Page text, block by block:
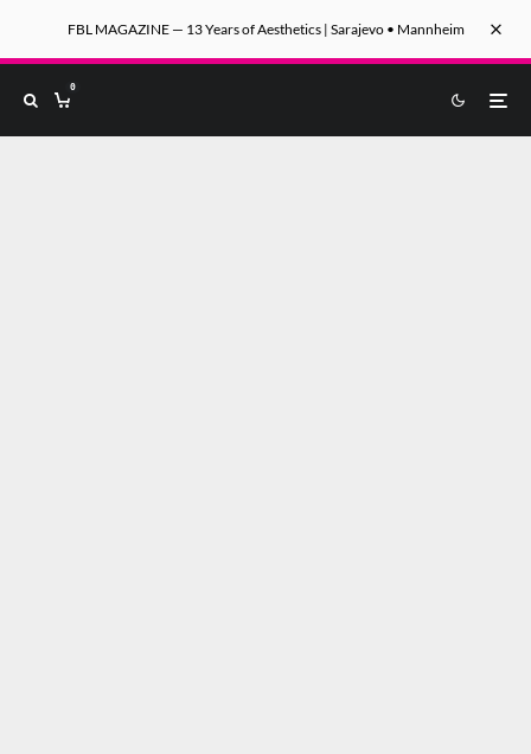
FBL MAGAZINE — 13 Years of Aesthetics | Sarajevo • Mannheim
0